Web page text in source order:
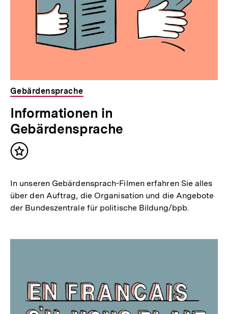
Gebärdensprache
Informationen in
Gebärdensprache
Inhalt
In unseren Gebärdensprach-Filmen erfahren Sie alles
über den Auftrag, die Organisation und die Angebote
der Bundeszentrale für politische Bildung/bpb.